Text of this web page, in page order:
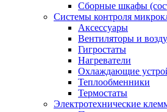
Сборные шкафы
Системы контроля
Аксессуары
Вентиляторы и
Гигростаты
Нагреватели
Охлаждающие
Теплообменники
Термостаты
Электротехнические